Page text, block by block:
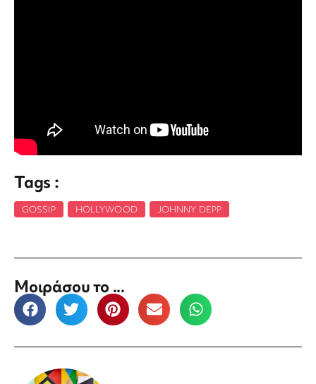
Tags :
GOSSIP HOLLYWOOD JOHNNY DEPP
Μοιράσου το ...